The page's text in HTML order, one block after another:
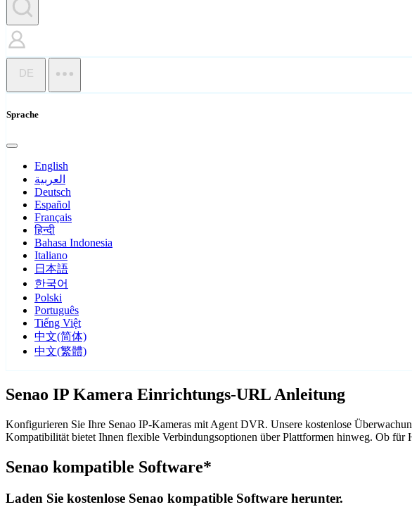
DE
Sprache
English
العربية
Deutsch
Español
Français
हिन्दी
Bahasa Indonesia
Italiano
日本語
한국어
Polski
Português
Tiếng Việt
中文(简体)
中文(繁體)
Senao IP Kamera Einrichtungs-URL Anleitung
Konfigurieren Sie Ihre Senao IP-Kameras mit Agent DVR. Unsere kostenlose
Kompatibilität bietet Ihnen flexible Verbindungsoptionen über Plattformen hinweg. Ob
Senao kompatible Software*
Laden Sie kostenlose Senao kompatible Software herunter.